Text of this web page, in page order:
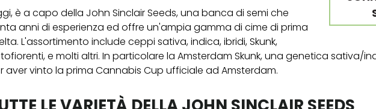
è a capo della John Sinclair Seeds, una banca di semi che
anni di esperienza ed offre un'ampia gamma di cime di prima
L'assortimento include ceppi sativa, indica, ibridi, Skunk,
e molti altri. In particolare la Amsterdam Skunk, una genetica sativa/
aver vinto la prima Cannabis Cup ufficiale ad Amsterdam.